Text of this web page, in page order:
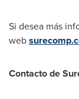
Si desea más
web
Contacto de